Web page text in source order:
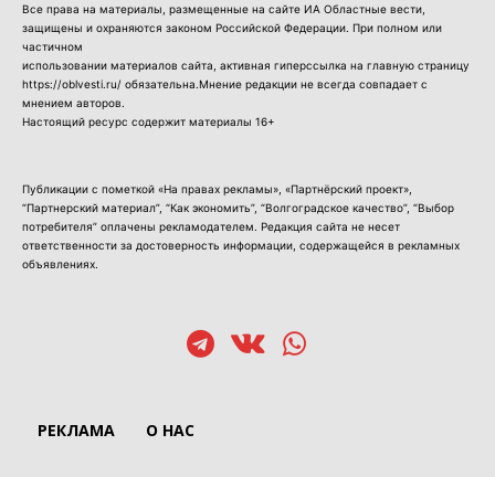
Все права на материалы, размещенные на сайте ИА Областные вести,
защищены и охраняются законом Российской Федерации. При полном или
частичном
использовании материалов сайта, активная гиперссылка на главную страницу
https://oblvesti.ru/ обязательна.Мнение редакции не всегда совпадает с
мнением авторов.
Настоящий ресурс содержит материалы 16+
Публикации с пометкой «На правах рекламы», «Партнёрский проект»,
“Партнерский материал”, “Как экономить”, “Волгоградское качество”, “Выбор
потребителя” оплачены рекламодателем. Редакция сайта не несет
ответственности за достоверность информации, содержащейся в рекламных
объявлениях.
РЕКЛАМА О НАС